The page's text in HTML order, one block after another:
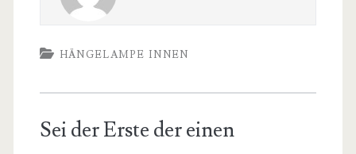
HÄNGELAMPE INNEN
Sei der Erste der einen